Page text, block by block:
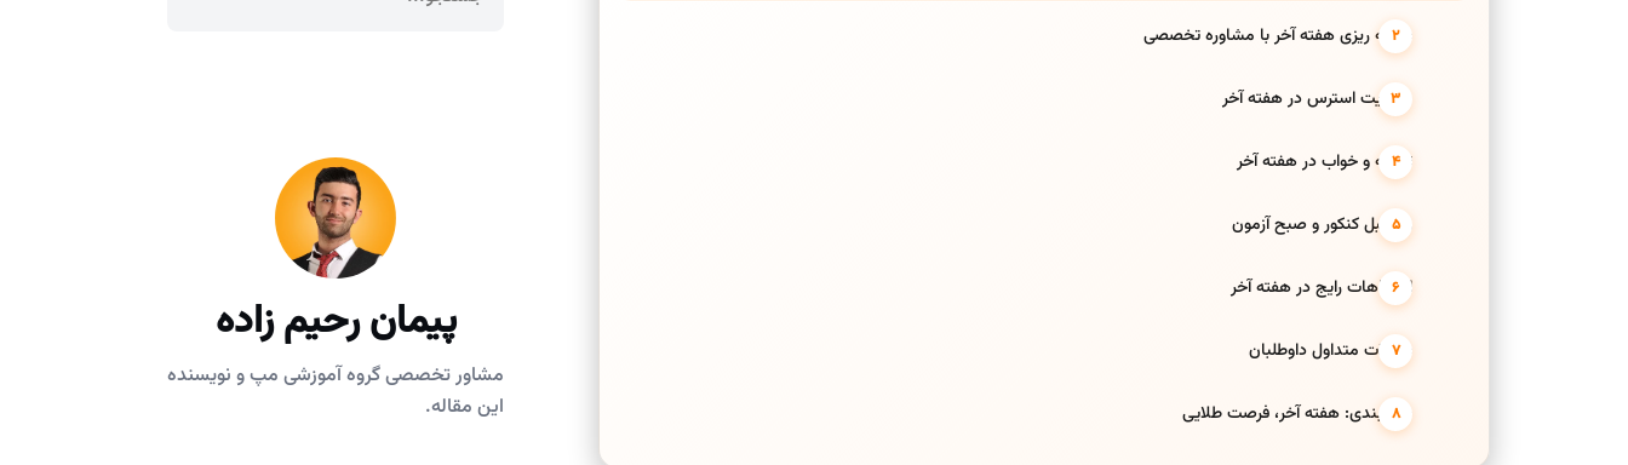
برنامه ریزی هفته آخر با مشاوره تخصصی
مدیریت استرس در هفته آخر
تغذیه و خواب در هفته آخر
روز قبل کنکور و صبح آزمون
اشتباهات رایج در هفته آخر
سوالات متداول داوطلبان
جمع‌بندی: هفته آخر، فرصت طلایی
پیمان رحیم زاده
مشاور تخصصی گروه آموزشی مپ و نویسنده
این مقاله.